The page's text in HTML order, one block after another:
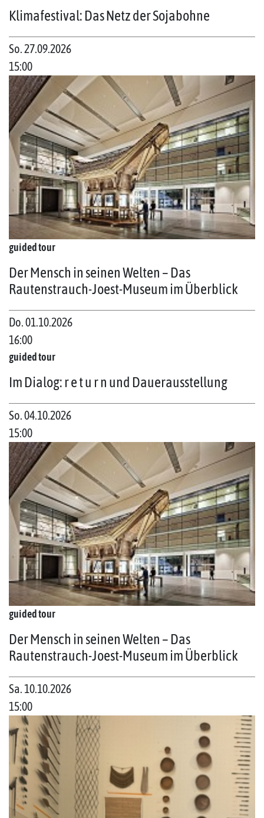
Klimafestival: Das Netz der Sojabohne
So. 27.09.2026
15:00
guided tour
Der Mensch in seinen Welten – Das
Rautenstrauch-Joest-Museum im Überblick
Do. 01.10.2026
16:00
guided tour
Im Dialog: r e t u r n und Dauerausstellung
So. 04.10.2026
15:00
guided tour
Der Mensch in seinen Welten – Das
Rautenstrauch-Joest-Museum im Überblick
Sa. 10.10.2026
15:00